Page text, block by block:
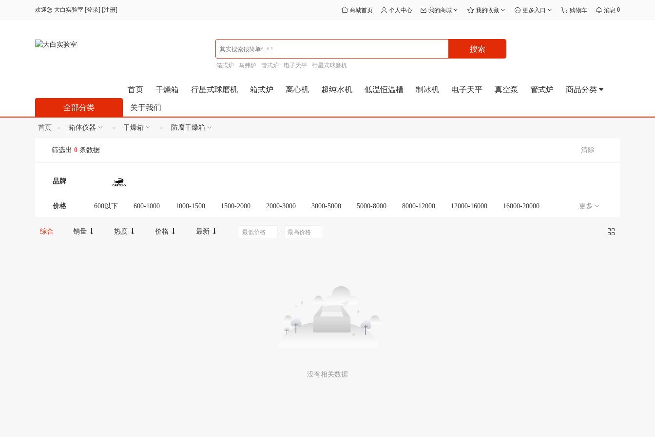
欢迎您 大白实验室 [登录] [注册] 商城首页 个人中心 我的商城 我的收藏 更多入口 购物车 消息 0
搜索
箱式炉 马弗炉 管式炉 电子天平 行星式球磨机
首页 干燥箱 行星式球磨机 箱式炉 离心机 超纯水机 低温恒温槽 制冰机 电子天平 真空泵 管式炉 商品分类
关于我们
全部分类
首页 箱体仪器 干燥箱 防腐干燥箱
筛选出 0 条数据 清除
品牌
价格 600以下 600-1000 1000-1500 1500-2000 2000-3000 3000-5000 5000-8000 8000-12000 12000-16000 16000-20000 更多
综合 销量 热度 价格 最新 -
没有相关数据